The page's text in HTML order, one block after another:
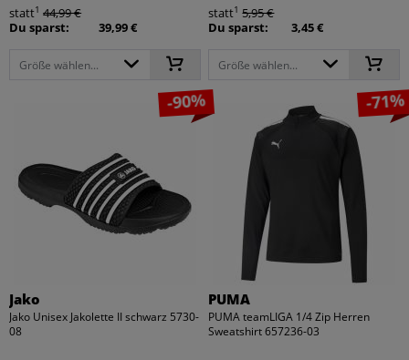
statt1 44,99 €
Du sparst:
39,99 €
Größe wählen...
statt1 5,95 €
Du sparst:
3,45 €
Größe wählen...
-90%
Jako
Jako Unisex Jakolette II schwarz 5730-
08
-71%
PUMA
PUMA teamLIGA 1/4 Zip Herren
Sweatshirt 657236-03